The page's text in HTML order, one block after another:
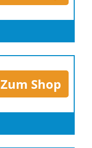
Zum Shop